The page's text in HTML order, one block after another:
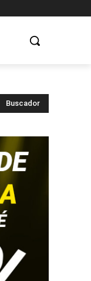
Buscador